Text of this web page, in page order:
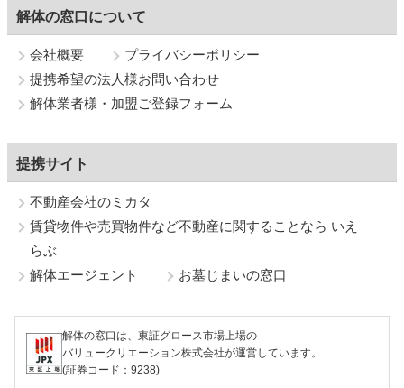
解体の窓口について
会社概要
プライバシーポリシー
提携希望の法人様お問い合わせ
解体業者様・加盟ご登録フォーム
提携サイト
不動産会社のミカタ
賃貸物件や売買物件など不動産に関することなら いえ
らぶ
解体エージェント
お墓じまいの窓口
解体の窓口は、東証グロース市場上場の
バリュークリエーション株式会社が運営しています。
(証券コード：9238)